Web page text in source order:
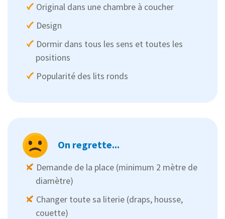
Original dans une chambre à coucher
Design
Dormir dans tous les sens et toutes les
positions
Popularité des lits ronds
On regrette...
Demande de la place (minimum 2 mètre de
diamètre)
Changer toute sa literie (draps, housse,
couette)